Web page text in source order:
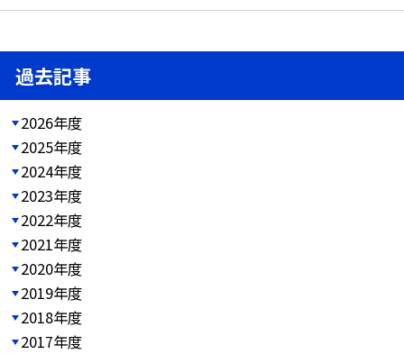
過去記事
2026年度
2025年度
2024年度
2023年度
2022年度
2021年度
2020年度
2019年度
2018年度
2017年度